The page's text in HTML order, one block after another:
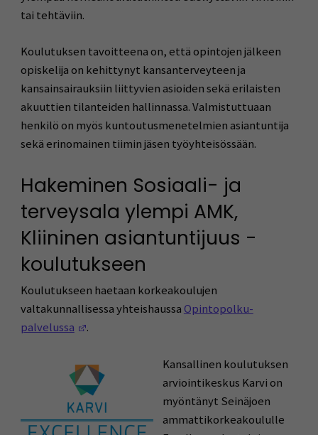
tai tehtäviin.
Koulutuksen tavoitteena on, että opintojen jälkeen
opiskelija on kehittynyt kansanterveyteen ja
kansainsairauksiin liittyvien asioiden sekä erilaisten
akuuttien tilanteiden hallinnassa. Valmistuttuaan
henkilö on myös kuntoutusmenetelmien asiantuntija
sekä erinomainen tiimin jäsen työyhteisössään.
Hakeminen Sosiaali- ja
terveysala ylempi AMK,
Kliininen asiantuntijuus -
koulutukseen
Koulutukseen haetaan korkeakoulujen
valtakunnallisessa yhteishaussa Opintopolku-
palvelussa
(Avautuu uuteen ikkunaan)
.
Kansallinen koulutuksen
arviointikeskus Karvi on
myöntänyt Seinäjoen
ammattikorkeakoululle